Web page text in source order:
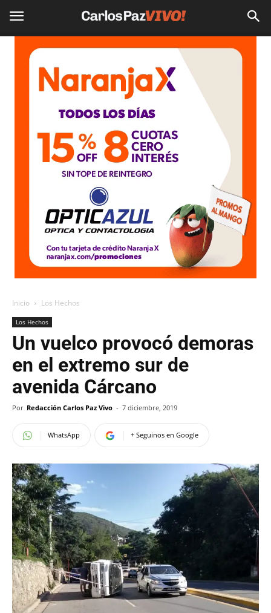
Inicio Los Hechos
Los Hechos
Un vuelco provocó demoras
en el extremo sur de
avenida Cárcano
Por Redacción Carlos Paz Vivo - 7 diciembre, 2019
WhatsApp + Seguinos en Google